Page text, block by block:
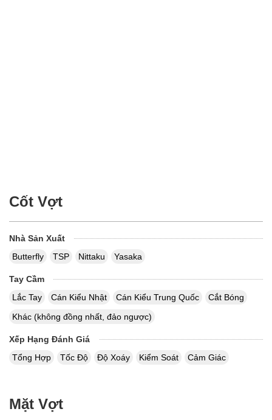
Cốt Vợt
Nhà Sản Xuất
Butterfly
TSP Nittaku Yasaka
Tay Cầm
Lắc Tay
Cán Kiểu Nhật Cán Kiểu Trung Quốc
Cắt Bóng
Khác (không đồng nhất, đảo ngược)
Xếp Hạng Đánh Giá
Tổng Hợp
Tốc Độ Độ Xoáy Kiểm Soát Cảm Giác
Mặt Vợt